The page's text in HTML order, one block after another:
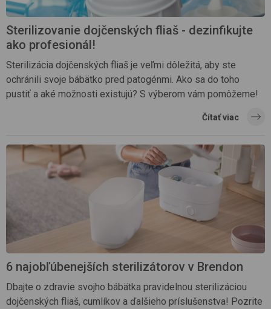
Sterilizovanie dojčenských fliaš - dezinfikujte
ako profesionál!
Sterilizácia dojčenských fliaš je veľmi dôležitá, aby ste
ochránili svoje bábätko pred patogénmi. Ako sa do toho
pustiť a aké možnosti existujú? S výberom vám pomôžeme!
Čítať viac
6 najobľúbenejších sterilizátorov v Brendon
Dbajte o zdravie svojho bábätka pravidelnou sterilizáciou
dojčenských fliaš, cumlíkov a ďalšieho príslušenstva! Pozrite